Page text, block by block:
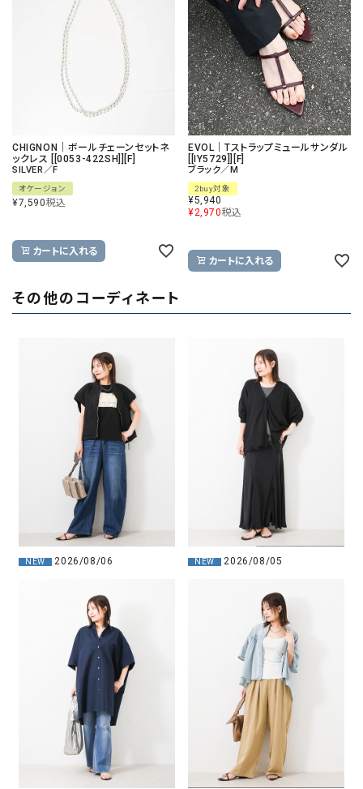
CHIGNON｜ボールチェーンセットネ
ックレス [[0053-422SH]][F]
SILVER／F
オケージョン
¥7,590税込
カートに入れる
EVOL｜Tストラップミュールサンダル
[[IY5729]][F]
ブラック／M
2buy対象
¥5,940
¥2,970税込
カートに入れる
その他のコーディネート
NEW 2026/08/06 NEW 2026/08/05